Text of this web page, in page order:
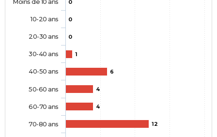
0
0
0
1
6
4
4
12
10-20 ans
20-30 ans
30-40 ans
40-50 ans
50-60 ans
60-70 ans
70-80 ans